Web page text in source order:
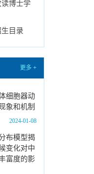
目录
究生第
放弃拟录
文创商店
更多 +
细胞器动
象和机制
2024-01-08
布模型揭
变化对中
富度的影